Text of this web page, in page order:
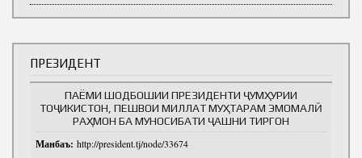
ПРЕЗИДЕНТ
ПАЁМИ ШОДБОШИИ ПРЕЗИДЕНТИ ҶУМҲУРИИ
ТОҶИКИСТОН, ПЕШВОИ МИЛЛАТ МУҲТАРАМ ЭМОМАЛӢ
РАҲМОН БА МУНОСИБАТИ ҶАШНИ ТИРГОН
Манбаъ: http://president.tj/node/33674